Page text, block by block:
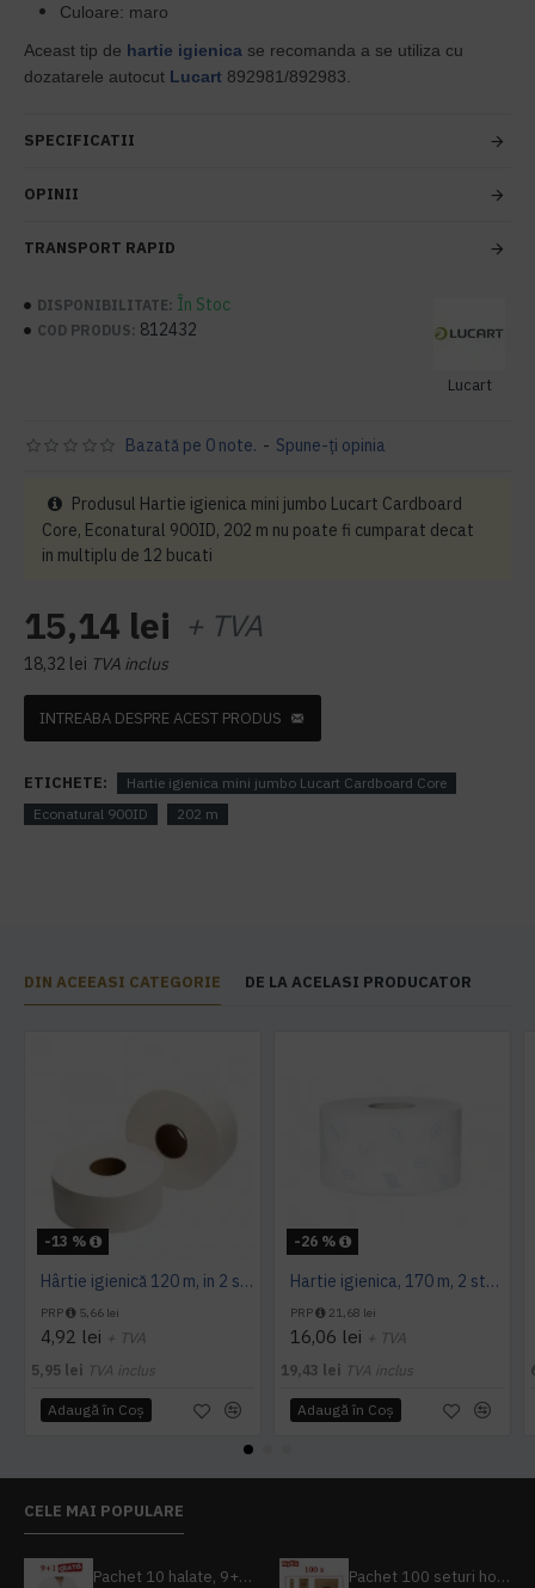
Culoare: maro
Aceast tip de hartie igienica se recomanda a se utiliza cu
dozatarele autocut Lucart 892981/892983.
SPECIFICATII
OPINII
TRANSPORT RAPID
DISPONIBILITATE: În Stoc
COD PRODUS: 812432
Lucart
Bazată pe 0 note. - Spune-ţi opinia
15,14 lei + TVA
18,32 lei TVA inclus
Produsul Hartie igienica mini jumbo Lucart Cardboard
Core, Econatural 900ID, 202 m nu poate fi cumparat decat
in multiplu de 12 bucati
INTREABA DESPRE ACEST PRODUS
ETICHETE:
Hartie igienica mini jumbo Lucart Cardboard Core
Econatural 900ID
202 m
DIN ACEEASI CATEGORIE DE LA ACELASI PRODUCATOR
-13 %
Hârtie igienică 120 m, in 2 straturi, extra albă, Mini Jumbo, AQAS
PRP 5,66 lei
4,92 lei + TVA
5,95 lei TVA inclus
Adaugă în Coş
-26 %
Hartie igienica, 170 m, 2 straturi, Tork
PRP 21,68 lei
16,06 lei + TVA
19,43 lei TVA inclus
Adaugă în Coş
CELE MAI POPULARE
Pachet 10 halate, 9+1 gratuit Pachet 100 seturi hoteliere, set dentar, set barbierit, casca de dus, pila unghii, set cusut